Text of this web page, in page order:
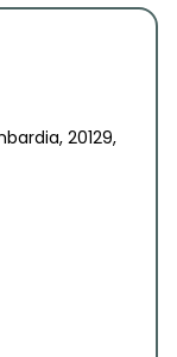
20129,